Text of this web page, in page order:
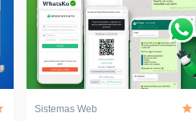
Sistemas Web